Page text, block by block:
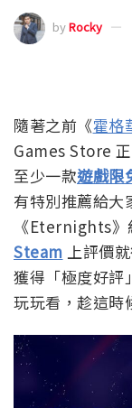
byRocky
隨著之前《霍格
Games Store
至少一款遊戲限
有特別推薦給大
《Eternights》
Steam 上評價
獲得「極度好評
玩玩看，趁這時